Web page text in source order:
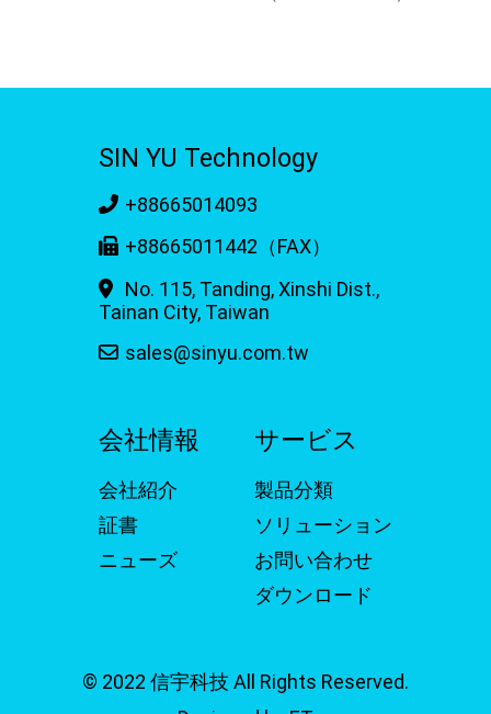
SIN YU Technology
+88665014093
+88665011442（FAX）
No. 115, Tanding, Xinshi Dist.,
Tainan City, Taiwan
sales@sinyu.com.tw
会社情報
会社紹介
証書
ニューズ
サービス
製品分類
ソリューション
お問い合わせ
ダウンロード
© 2022 信宇科技 All Rights Reserved.